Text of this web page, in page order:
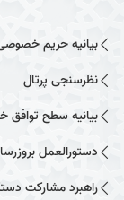
بیانیه حریم
نظرسنجی پرتال
بیانیه سطح توافق
دستورالعمل
راهبرد مشارکت